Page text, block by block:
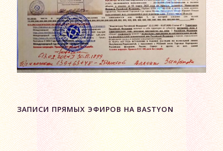
ЗАПИСИ ПРЯМЫХ ЭФИРОВ НА BASTYON